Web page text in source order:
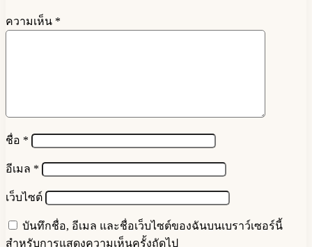
ความเห็น *
ชื่อ *
อีเมล *
เว็บไซต์
บันทึกชื่อ, อีเมล และชื่อเว็บไซต์ของฉันบนเบราว์เซอร์นี้
สำหรับการแสดงความเห็นครั้งถัดไป